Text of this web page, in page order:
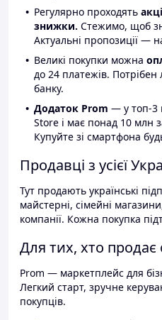
Регулярно проходять
знижки. Стежимо, щоб
Актуальні пропозиції —
Великі покупки можна
до 24 платежів.
банку.
Додаток Prom — у топ-3
Store і має понад 10 млн
Купуйте зі смартфона
Продавці з усієї
Тут продають українські
майстерні, сімейні
компанії. Кожна покупка
Для тих, хто
Prom — маркетплейс для
Легкий старт, зручне
покупців.